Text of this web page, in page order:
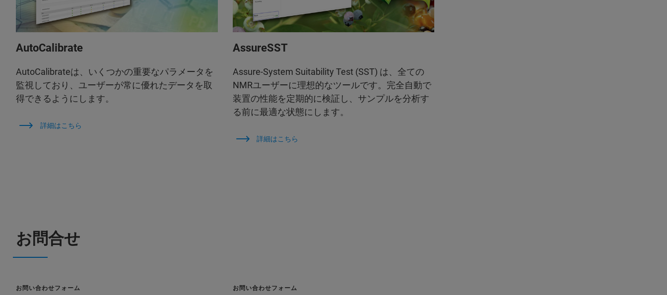
AutoCalibrate
AutoCalibrateは、いくつかの重要なパラメータを
監視しており、ユーザーが常に優れたデータを取
得できるようにします。
詳細はこちら
AssureSST
Assure-System Suitability Test (SST) は、全ての
NMRユーザーに理想的なツールです。完全自動で
装置の性能を定期的に検証し、サンプルを分析す
る前に最適な状態にします。
詳細はこちら
お問合せ
お問い合わせフォーム お問い合わせフォーム